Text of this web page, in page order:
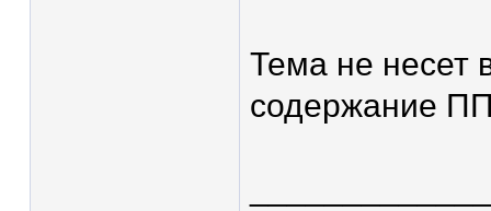
Тема не несет
содержание